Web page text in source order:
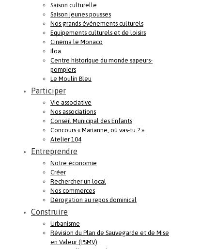
Saison culturelle
Saison jeunes pousses
Nos grands événements culturels
Equipements culturels et de loisirs
Cinéma le Monaco
Iloa
Centre historique du monde sapeurs-
pompiers
Le Moulin Bleu
Participer
Vie associative
Nos associations
Conseil Municipal des Enfants
Concours « Marianne, où vas-tu ? »
Atelier 104
Entreprendre
Notre économie
Créer
Rechercher un local
Nos commerces
Dérogation au repos dominical
Construire
Urbanisme
Révision du Plan de Sauvegarde et de Mise
en Valeur (PSMV)